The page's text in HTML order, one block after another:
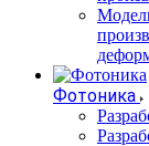
Фотоника